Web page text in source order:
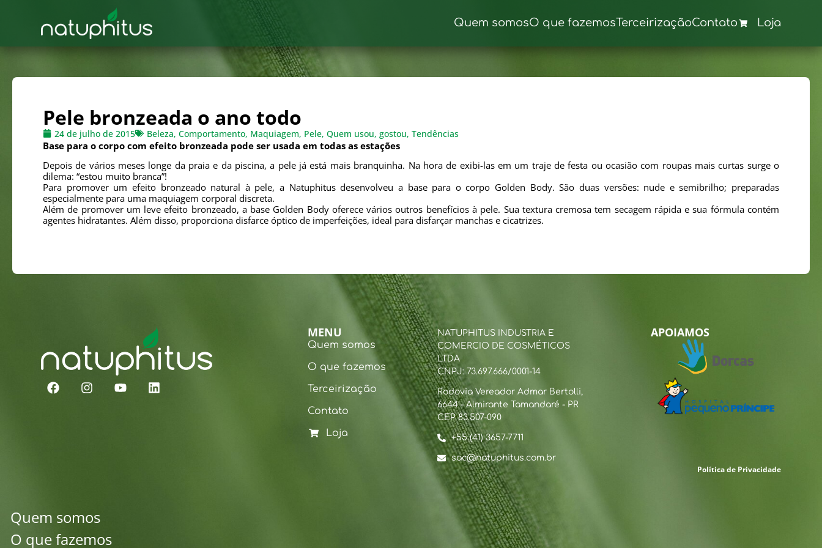
Quem somosO que fazemosTerceirizaçãoContato Loja
Pele bronzeada o ano todo
24 de julho de 2015 Beleza, Comportamento, Maquiagem, Pele, Quem usou, gostou, Tendências
Base para o corpo com efeito bronzeada pode ser usada em todas as estações
Depois de vários meses longe da praia e da piscina, a pele já está mais branquinha. Na hora de exibi-las em um traje de festa ou ocasião com roupas mais curtas surge o
dilema: “estou muito branca”!
Para promover um efeito bronzeado natural à pele, a Natuphitus desenvolveu a base para o corpo Golden Body. São duas versões: nude e semibrilho; preparadas
especialmente para uma maquiagem corporal discreta.
Além de promover um leve efeito bronzeado, a base Golden Body oferece vários outros benefícios à pele. Sua textura cremosa tem secagem rápida e sua fórmula contém
agentes hidratantes. Além disso, proporciona disfarce óptico de imperfeições, ideal para disfarçar manchas e cicatrizes.
MENU
Quem somos
O que fazemos
Terceirização
Contato
Loja
NATUPHITUS INDUSTRIA E
COMERCIO DE COSMÉTICOS
LTDA
CNPJ: 73.697.666/0001-14
Rodovia Vereador Admar Bertolli,
6644 - Almirante Tamandaré - PR
CEP 83.507-090
+55 (41) 3657-7711
sac@natuphitus.com.br
APOIAMOS
Política de Privacidade
Quem somos
O que fazemos